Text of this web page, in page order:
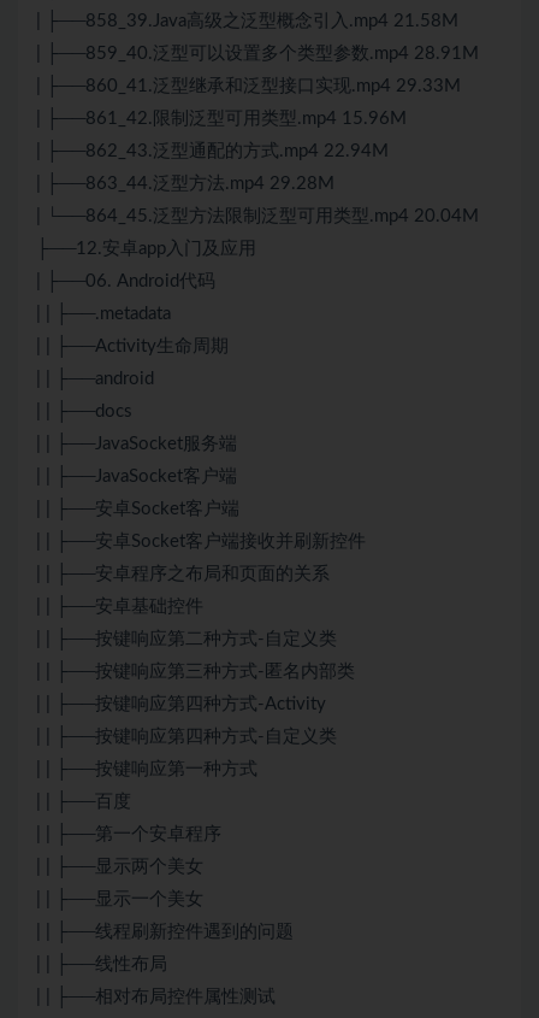
| ├──858_39.Java高级之泛型概念引入.mp4 21.58M
| ├──859_40.泛型可以设置多个类型参数.mp4 28.91M
| ├──860_41.泛型继承和泛型接口实现.mp4 29.33M
| ├──861_42.限制泛型可用类型.mp4 15.96M
| ├──862_43.泛型通配的方式.mp4 22.94M
| ├──863_44.泛型方法.mp4 29.28M
| └──864_45.泛型方法限制泛型可用类型.mp4 20.04M
├──12.安卓app入门及应用
| ├──06. Android代码
| | ├──.metadata
| | ├──Activity生命周期
| | ├──android
| | ├──docs
| | ├──JavaSocket服务端
| | ├──JavaSocket客户端
| | ├──安卓Socket客户端
| | ├──安卓Socket客户端接收并刷新控件
| | ├──安卓程序之布局和页面的关系
| | ├──安卓基础控件
| | ├──按键响应第二种方式-自定义类
| | ├──按键响应第三种方式-匿名内部类
| | ├──按键响应第四种方式-Activity
| | ├──按键响应第四种方式-自定义类
| | ├──按键响应第一种方式
| | ├──百度
| | ├──第一个安卓程序
| | ├──显示两个美女
| | ├──显示一个美女
| | ├──线程刷新控件遇到的问题
| | ├──线性布局
| | ├──相对布局控件属性测试